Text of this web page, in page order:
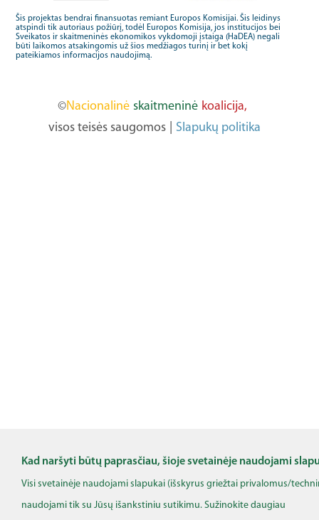
Šis projektas bendrai finansuotas remiant Europos Komisijai. Šis leidinys
atspindi tik autoriaus požiūrį, todėl Europos Komisija, jos institucijos bei
Sveikatos ir skaitmeninės ekonomikos vykdomoji įstaiga (HaDEA) negali
būti laikomos atsakingomis už šios medžiagos turinį ir bet kokį
pateikiamos informacijos naudojimą.
©Nacionalinė skaitmeninė koalicija,
visos teisės saugomos
Slapukų politika
Kad naršyti būtų paprasčiau, šioje svetainėje naudojami
Visi svetainėje naudojami slapukai (išskyrus griežtai privalomus/
naudojami tik su Jūsų išankstiniu sutikimu. Sužinokite daugiau